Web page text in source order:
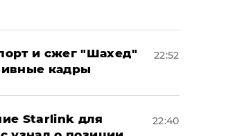
и сжег "Шахед"
кадры
22:52
Starlink для
22:40